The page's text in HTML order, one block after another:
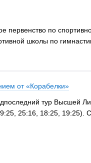
первенство по
школы по
от «Корабелки»
тур Высшей
25:16, 18:25, 19:25).